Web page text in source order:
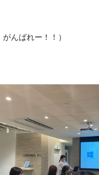
がんばれー！！）